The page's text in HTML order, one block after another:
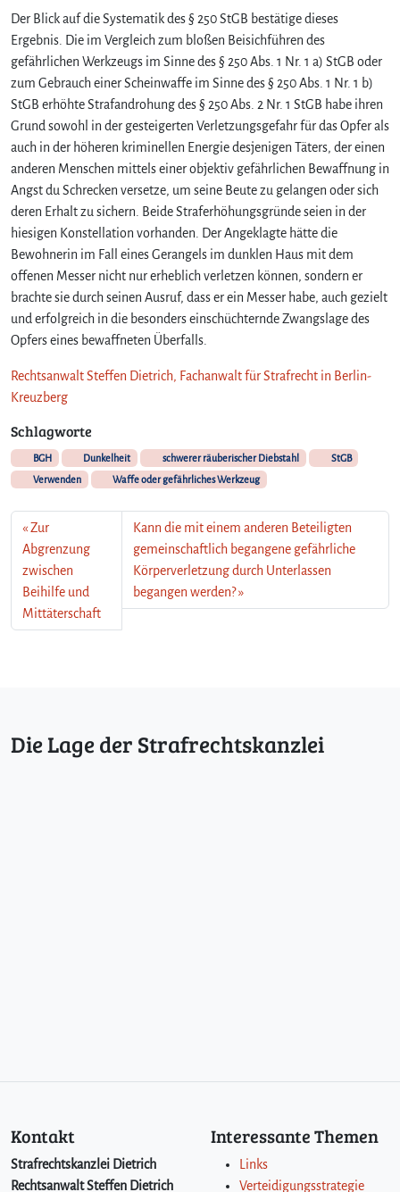
Der Blick auf die Systematik des § 250 StGB bestätige dieses
Ergebnis. Die im Vergleich zum bloßen Beisichführen des
gefährlichen Werkzeugs im Sinne des § 250 Abs. 1 Nr. 1 a) StGB oder
zum Gebrauch einer Scheinwaffe im Sinne des § 250 Abs. 1 Nr. 1 b)
StGB erhöhte Strafandrohung des § 250 Abs. 2 Nr. 1 StGB habe ihren
Grund sowohl in der gesteigerten Verletzungsgefahr für das Opfer als
auch in der höheren kriminellen Energie desjenigen Täters, der einen
anderen Menschen mittels einer objektiv gefährlichen Bewaffnung in
Angst du Schrecken versetze, um seine Beute zu gelangen oder sich
deren Erhalt zu sichern. Beide Straferhöhungsgründe seien in der
hiesigen Konstellation vorhanden. Der Angeklagte hätte die
Bewohnerin im Fall eines Gerangels im dunklen Haus mit dem
offenen Messer nicht nur erheblich verletzen können, sondern er
brachte sie durch seinen Ausruf, dass er ein Messer habe, auch gezielt
und erfolgreich in die besonders einschüchternde Zwangslage des
Opfers eines bewaffneten Überfalls.
Rechtsanwalt Steffen Dietrich, Fachanwalt für Strafrecht in Berlin-
Kreuzberg
Schlagworte
BGH Dunkelheit schwerer räuberischer Diebstahl
StGB
Verwenden
Waffe oder gefährliches Werkzeug
Zur
Abgrenzung
zwischen
Beihilfe und
Mittäterschaft
Kann die mit einem anderen Beteiligten
gemeinschaftlich begangene gefährliche
Körperverletzung durch Unterlassen
begangen werden?
Die Lage der Strafrechtskanzlei
Kontakt
Strafrechtskanzlei Dietrich
Rechtsanwalt Steffen Dietrich
Interessante Themen
Links
Verteidigungsstrategie